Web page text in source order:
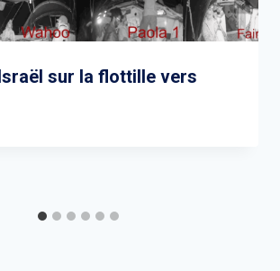
sur la flottille vers